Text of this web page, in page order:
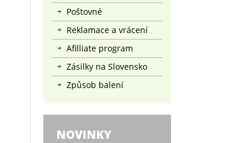
Poštovné
Reklamace a vrácení
Afilliate program
Zásilky na Slovensko
Způsob balení
NOVINKY